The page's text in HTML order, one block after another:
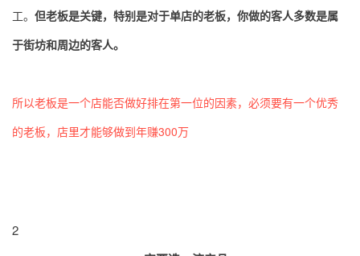
工。 但老板是关键，特别是对于单店的老板，你做的客人多数是属
于街坊和周边的客人。
所以老板是一个店能否做好排在第一位的因素，必须要有一个优秀
的老板，店里才能够做到年赚300万
2